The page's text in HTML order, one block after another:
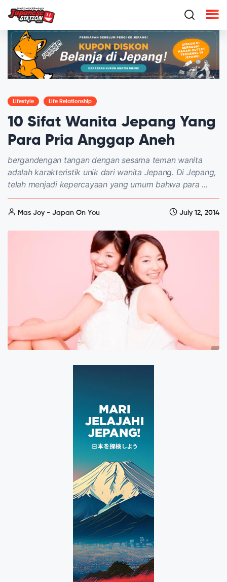
Lifestyle Life Relationship
10 Sifat Wanita Jepang Yang
Para Pria Anggap Aneh
bergandengan tangan dengan sesama teman wanita
adalah karakteristik unik dari wanita Jepang. Di Jepang,
telah menjadi kepercayaan yang umum bahwa para ...
Mas Joy - Japan On You July 12, 2014